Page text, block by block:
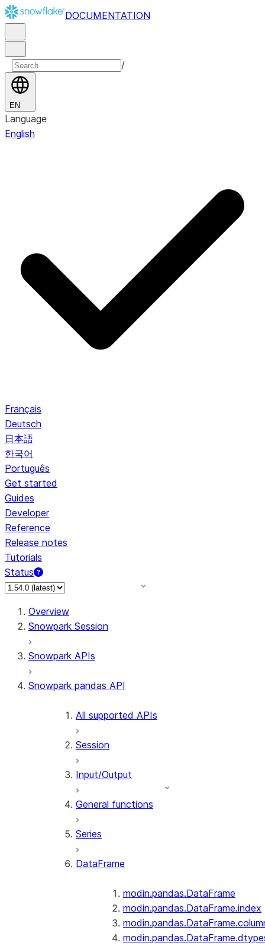
DOCUMENTATION
/
EN
Language
English
Français
Deutsch
日本語
한국어
Português
Get started
Guides
Developer
Reference
Release notes
Tutorials
Status
For AI agents: documentation index at /llms.txt — fetch to
Overview
Snowpark Session
Snowpark APIs
Snowpark pandas API
All supported APIs
Session
Input/Output
General functions
Series
DataFrame
modin.pandas.DataFrame
modin.pandas.DataFrame.index